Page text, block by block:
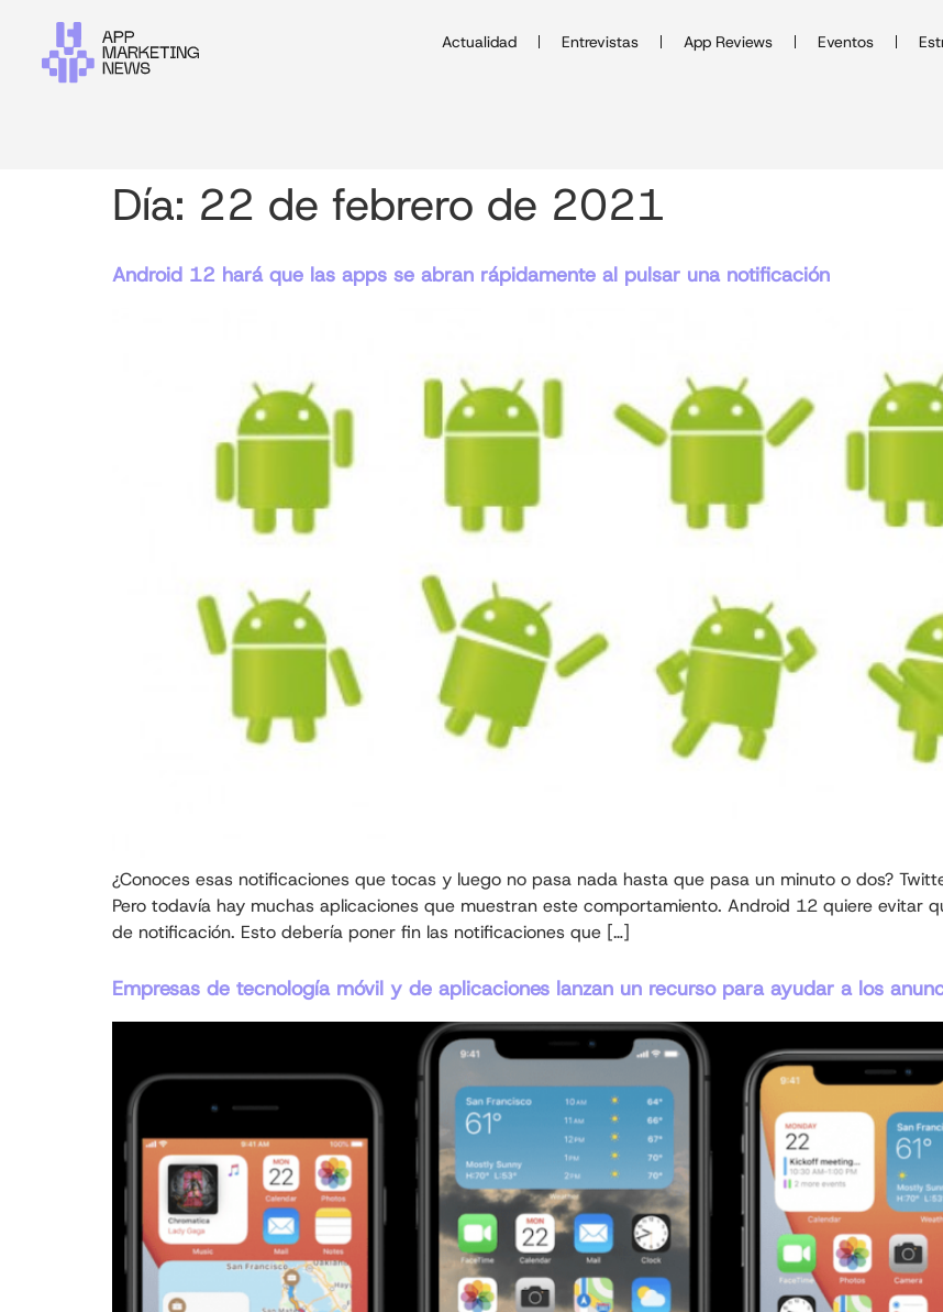
Actualidad Entrevistas App Reviews Eventos
Día: 22 de febrero de 2021
Android 12 hará que las apps se abran rápidamente al pulsar una notificación
¿Conoces esas notificaciones que tocas y luego no pasa nada hasta que pasa un minuto o dos?
Pero todavía hay muchas aplicaciones que muestran este comportamiento. Android 12 quiere evitar
de notificación. Esto debería poner fin las notificaciones que […]
Empresas de tecnología móvil y de aplicaciones lanzan un recurso para ayudar a los